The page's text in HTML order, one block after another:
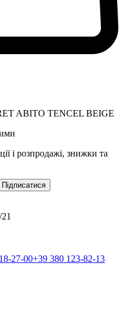
ABITO TENCEL BEIGE
і розпродажі, знижки та
Підписатися
27-00+39 380 123-82-13